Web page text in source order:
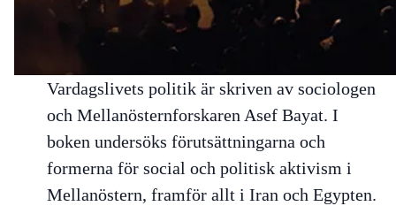
Vardagslivets politikär skriven av sociologen
och Mellanösternforskaren Asef Bayat. I
boken undersöks förutsättningarna och
formerna för social och politisk aktivism i
Mellanöstern, framför allt i Iran och Egypten.